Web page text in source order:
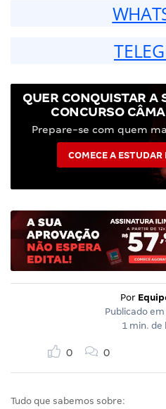
QUER CONQUISTAR A
CONCURSO
Prepare-se com quem
COMECE A ESTUDAR
Por
Publicado em
1 min. de
0 0
Tudo que sabemos sobre: